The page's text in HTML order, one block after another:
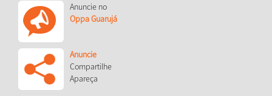
Anuncie no
Oppa Guarujá
Anuncie
Compartilhe
Apareça